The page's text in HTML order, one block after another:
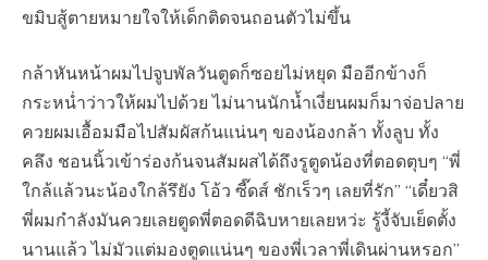
ขมิบสู้ตายหมายใจให้เด็กติดจนถอนตัวไม่ขึ้น
กล้าหันหน้าผมไปจูบพัลวันตูดก็ซอยไม่หยุด มืออีกข้างก็
กระหน่ำว่าวให้ผมไปด้วย ไม่นานนักน้ำเงี่ยนผมก็มาจ่อปลาย
ควยผมเอื้อมมือไปสัมผัสก้นแน่นๆ ของน้องกล้า ทั้งลูบ ทั้ง
คลึง ชอนนิ้วเข้าร่องก้นจนสัมผสได้ถึงรูตูดน้องที่ตอดตุบๆ “พี่
ใกล้แล้วนะน้องใกล้รึยัง โอ้ว ซี๊ดส์ ชักเร็วๆ เลยที่รัก” “เดี๋ยวสิ
พี่ผมกำลังมันควยเลยตูดพี่ตอดดีฉิบหายเลยหว่ะ รู้งี้จับเย็ดตั้ง
นานแล้ว ไม่มัวแต่มองตูดแน่นๆ ของพี่เวลาพี่เดินผ่านหรอก”